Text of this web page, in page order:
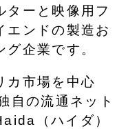
ターと映像用フ
エンドの製造お
企業です。
カ市場を中心
自の流通ネット
（ハイダ）